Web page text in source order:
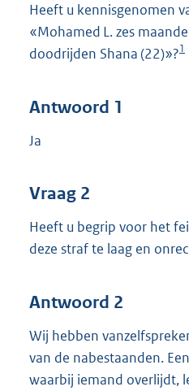
Heeft u kennisgenomen
«Mohamed L. zes
doodrijden Shana (22)»?1
Antwoord 1
Ja
Vraag 2
Heeft u begrip voor het
deze straf te laag en
Antwoord 2
Wij hebben
van de nabestaanden.
waarbij iemand overlijdt,